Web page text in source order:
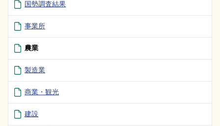
国勢調査結果
事業所
農業
製造業
商業・観光
建設